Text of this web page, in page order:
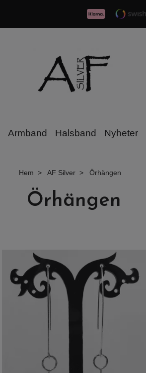
Armband Halsband Nyheter
Hem AF Silver Örhängen
Örhängen